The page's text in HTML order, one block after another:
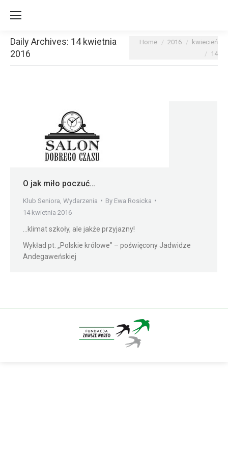
Daily Archives: 14 kwietnia
2016
You are here:
Home 2016
kwiecień
14
O jak miło poczuć…
Klub Seniora Wydarzenia By Ewa Rosicka
14 kwietnia 2016
…klimat szkoły, ale jakże przyjazny!
Wykład pt. „Polskie królowe” – poświęcony Jadwidze
Andegaweńskiej